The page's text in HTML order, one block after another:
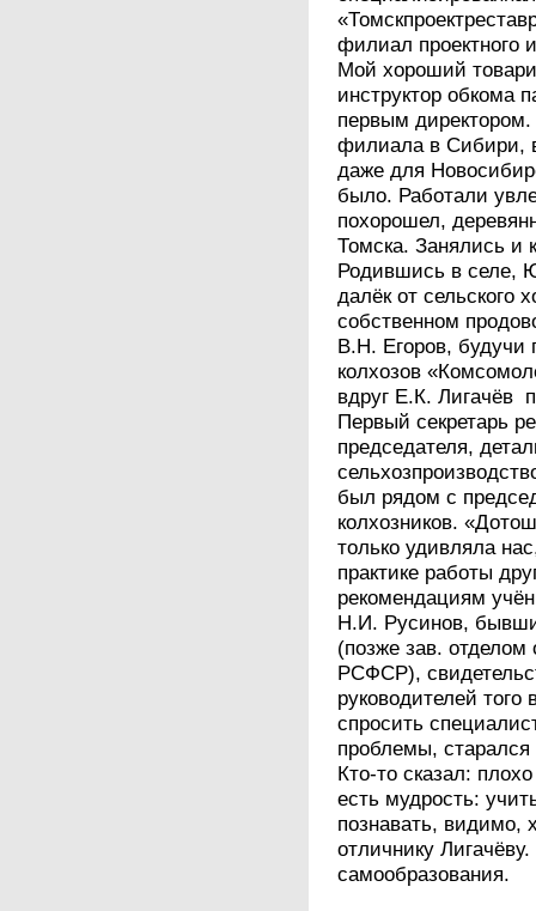
филиал проектного
Мой хороший
инструктор обкома
первым
филиала в Сибири,
даже для
было. Работали
похорошел,
Томска. Занялись и
Родившись в селе,
далёк от сельского
собственном
В.Н. Егоров, будучи
колхозов
вдруг Е.К. Лигачёв
Первый секретарь
председателя,
был рядом с
колхозников.
только удивляла
практике работы
рекомендациям
Н.И. Русинов,
(позже зав.
РСФСР),
руководителей
спросить
проблемы,
Кто-то сказал:
есть мудрость:
познавать, видимо,
отличнику
самообразования.